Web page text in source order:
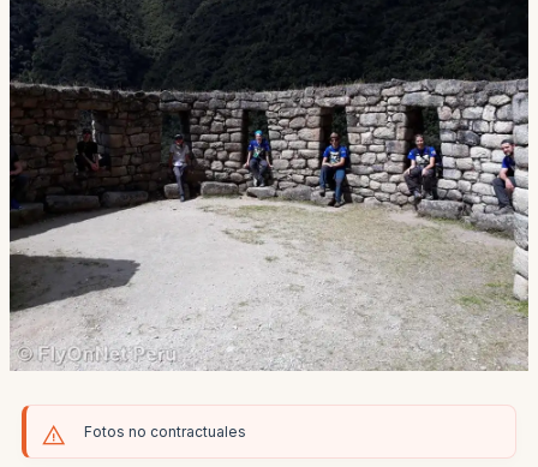
Fotos no contractuales